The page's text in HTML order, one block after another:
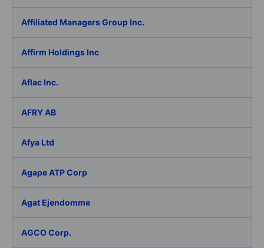
Affiliated Managers Group Inc.
Affirm Holdings Inc
Aflac Inc.
AFRY AB
Afya Ltd
Agape ATP Corp
Agat Ejendomme
AGCO Corp.